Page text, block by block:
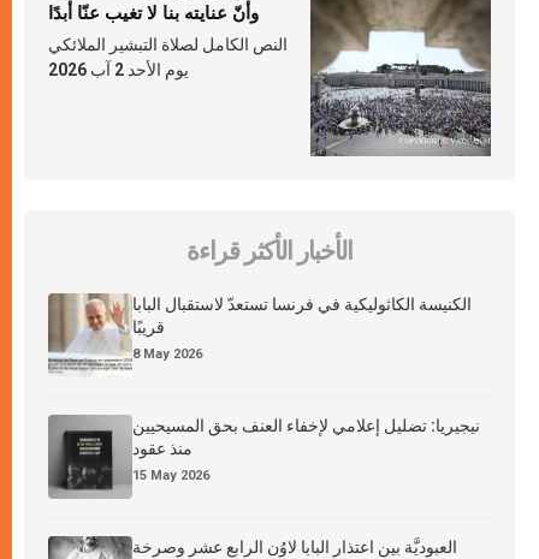
وأنّ عنايته بنا لا تغيب عنّا أبدًا
النص الكامل لصلاة التبشير الملائكي
يوم الأحد 2 آب 2026
الأخبار الأكثر قراءة
الكنيسة الكاثوليكية في فرنسا تستعدّ لاستقبال البابا
قريبًا
8 May 2026
نيجيريا: تضليل إعلامي لإخفاء العنف بحق المسيحيين
منذ عقود
15 May 2026
العبوديَّة بين اعتذار البابا لاوُن الرابع عشر وصرخة